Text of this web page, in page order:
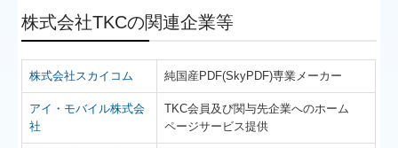
株式会社TKCの関連企業等
株式会社スカイコム 純国産PDF(SkyPDF)専業メーカー
アイ・モバイル株式会
社
TKC会員及び関与先企業へのホーム
ページサービス提供